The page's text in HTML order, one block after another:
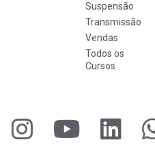
Suspensão
Transmissão
Vendas
Todos os
Cursos